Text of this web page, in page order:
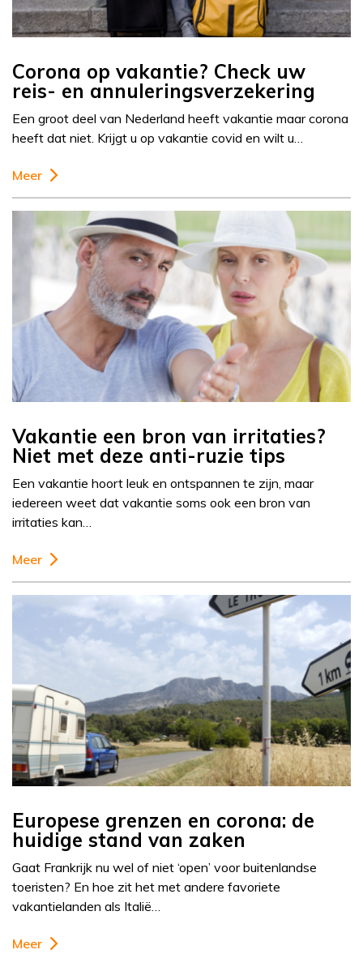
Corona op vakantie? Check uw
reis- en annuleringsverzekering
Een groot deel van Nederland heeft vakantie maar corona
heeft dat niet. Krijgt u op vakantie covid en wilt u…
Meer
Vakantie een bron van irritaties?
Niet met deze anti-ruzie tips
Een vakantie hoort leuk en ontspannen te zijn, maar
iedereen weet dat vakantie soms ook een bron van
irritaties kan…
Meer
Europese grenzen en corona: de
huidige stand van zaken
Gaat Frankrijk nu wel of niet ‘open’ voor buitenlandse
toeristen? En hoe zit het met andere favoriete
vakantielanden als Italië…
Meer